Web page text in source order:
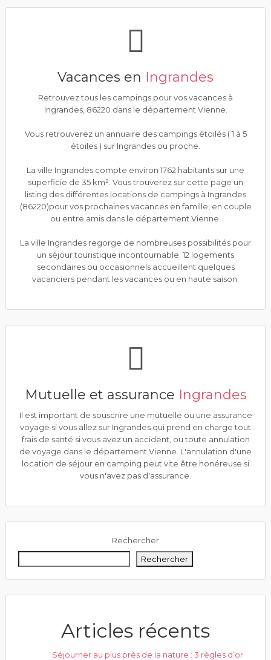
Vacances en Ingrandes
Retrouvez tous les campings pour vos vacances à
Ingrandes, 86220 dans le département Vienne.
Vous retrouverez un annuaire des campings étoilés ( 1 à 5
étoiles ) sur Ingrandes ou proche.
La ville Ingrandes compte environ 1762 habitants sur une
superficie de 35 km². Vous trouverez sur cette page un
listing des différentes locations de campings à Ingrandes
(86220)pour vos prochaines vacances en famille, en couple
ou entre amis dans le département Vienne.
La ville Ingrandes regorge de nombreuses possibilités pour
un séjour touristique incontournable. 12 logements
secondaires ou occasionnels accueillent quelques
vacanciers pendant les vacances ou en haute saison.
Mutuelle et assurance Ingrandes
Il est important de souscrire une mutuelle ou une assurance
voyage si vous allez sur Ingrandes qui prend en charge tout
frais de santé si vous avez un accident, ou toute annulation
de voyage dans le département Vienne. L'annulation d'une
location de séjour en camping peut vite être honéreuse si
vous n'avez pas d'assurance.
Rechercher
Rechercher
Articles récents
Séjourner au plus près de la nature : 3 règles d’or